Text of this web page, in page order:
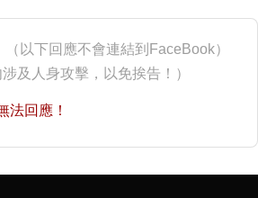
（以下回應不會連結到FaceBook）
及人身攻擊，以免挨告！）
法回應！